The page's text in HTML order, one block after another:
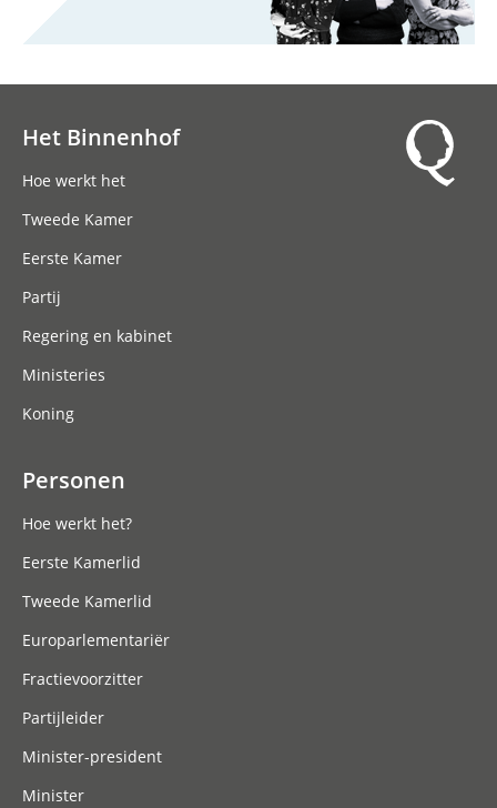
Het Binnenhof
Hoe werkt het
Tweede Kamer
Eerste Kamer
Partij
Regering en kabinet
Ministeries
Koning
Personen
Hoe werkt het?
Eerste Kamerlid
Tweede Kamerlid
Europarlementariër
Fractievoorzitter
Partijleider
Minister-president
Minister